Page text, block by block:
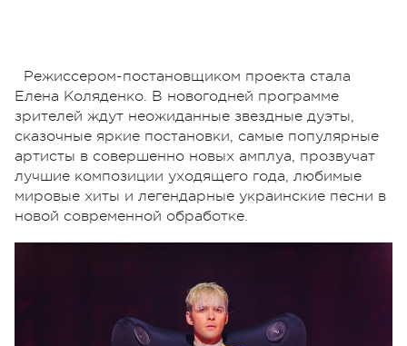
Режиссером-постановщиком проекта стала
Елена Коляденко. В новогодней программе
зрителей ждут неожиданные звездные дуэты,
сказочные яркие постановки, самые популярные
артисты в совершенно новых амплуа, прозвучат
лучшие композиции уходящего года, любимые
мировые хиты и легендарные украинские песни в
новой современной обработке.